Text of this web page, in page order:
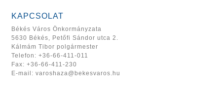
KAPCSOLAT
Békés Város Önkormányzata
5630 Békés, Petőfi Sándor utca 2.
Kálmám Tibor polgármester
Telefon: +36-66-411-011
Fax: +36-66-411-230
E-mail: varoshaza@bekesvaros.hu